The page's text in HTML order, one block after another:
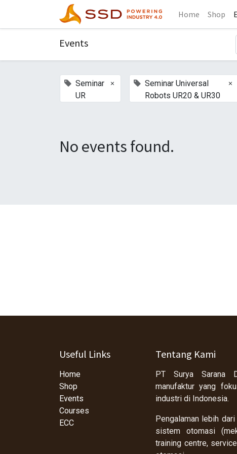
Home Shop
Events
Seminar
UR
×
Seminar Universal
Robots UR20 & UR30
×
No events found.
Useful Links
Home
Shop
Events
Courses
ECC
Tentang Kami
PT Surya Sarana
manufaktur yang
industri di Indonesia.
Pengalaman lebih
sistem otomasi
training centre,